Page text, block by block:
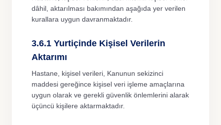
dâhil, aktarılması bakımından aşağıda yer verilen
kurallara uygun davranmaktadır.
3.6.1 Yurtiçinde Kişisel Verilerin
Aktarımı
Hastane, kişisel verileri, Kanunun sekizinci
maddesi gereğince kişisel veri işleme amaçlarına
uygun olarak ve gerekli güvenlik önlemlerini alarak
üçüncü kişilere aktarmaktadır.